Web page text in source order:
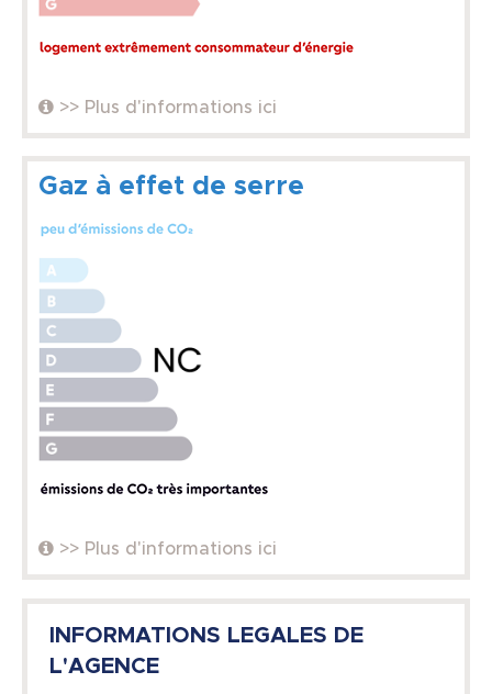
>> Plus d'informations ici
Gaz à effet de serre
>> Plus d'informations ici
INFORMATIONS LEGALES DE
L'AGENCE